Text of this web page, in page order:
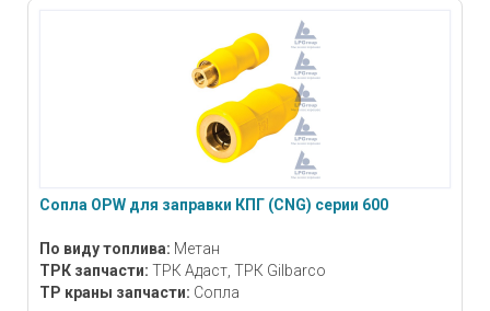
Сопла OPW для заправки КПГ (CNG) серии 600
По виду топлива: Метан
ТРК запчасти: ТРК Адаст, ТРК Gilbarco
ТР краны запчасти: Сопла